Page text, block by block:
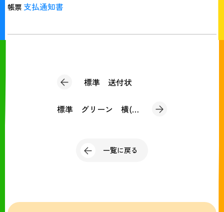
帳票 支払通知書
標準 送付状
標準 グリーン 横(支払通知書)
一覧に戻る